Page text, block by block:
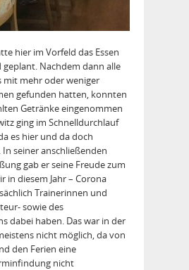
hier im Vorfeld das Essen
Nachdem dann alle
mit mehr oder weniger
gefunden hatten, konnten
Getränke eingenommen
ging im Schnelldurchlauf
es hier und da doch
In seiner anschließenden
gab er seine Freude zum
in diesem Jahr – Corona
Trainerinnen und
sowie des
dabei haben. Das war in der
nicht möglich, da von
den Ferien eine
nicht